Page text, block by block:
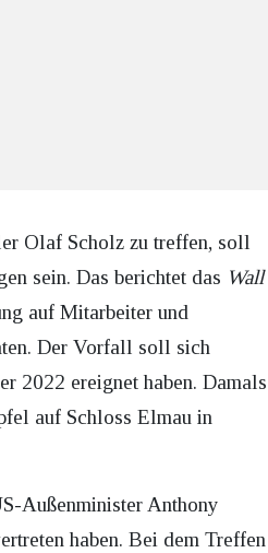
Olaf Scholz zu treffen, soll
sein. Das berichtet das Wall
auf Mitarbeiter und
Der Vorfall soll sich
2022 ereignet haben. Damals
auf Schloss Elmau in
Außenminister Anthony
haben. Bei dem Treffen